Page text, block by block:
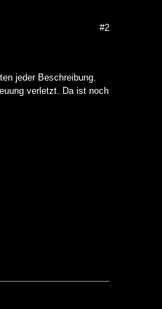
#2
jeder Beschreibung.
verletzt. Da ist noch